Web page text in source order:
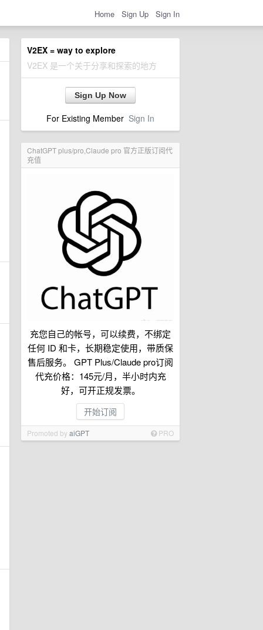
Home Sign Up Sign In
V2EX = way to explore
V2EX 是一个关于分享和探索的地方
Sign Up Now
For Existing Member Sign In
ChatGPT plus/pro,Claude pro 官方正版订阅代
充值
充您自己的帐号，可以续费，不绑定
任何 ID 和卡，长期稳定使用，带质保
售后服务。 GPT Plus/Claude pro订阅
代充价格：145元/月，半小时内充
好，可开正规发票。
开始订阅
Promoted byaiGPT PRO